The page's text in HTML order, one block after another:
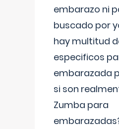
embarazo ni
buscado por
hay multitud
especificos
embarazada
si son
Zumba para